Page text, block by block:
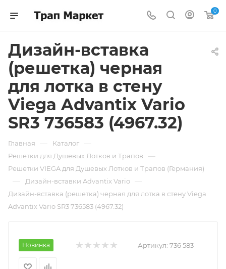
0
Дизайн-вставка
(решетка) черная
для лотка в стену
Viega Advantix Vario
SR3 736583 (4967.32)
Главная — Каталог —
Решетки для Душевых Лотков и Трапов —
Решетки VIEGA для Душевых Лотков и Трапов (Германия)
— Дизайн-вставки Advantix Vario —
Дизайн-вставка (решетка) черная для лотка в стену Viega
Advantix Vario SR3 736583 (4967.32)
Новинка Артикул: 736 583